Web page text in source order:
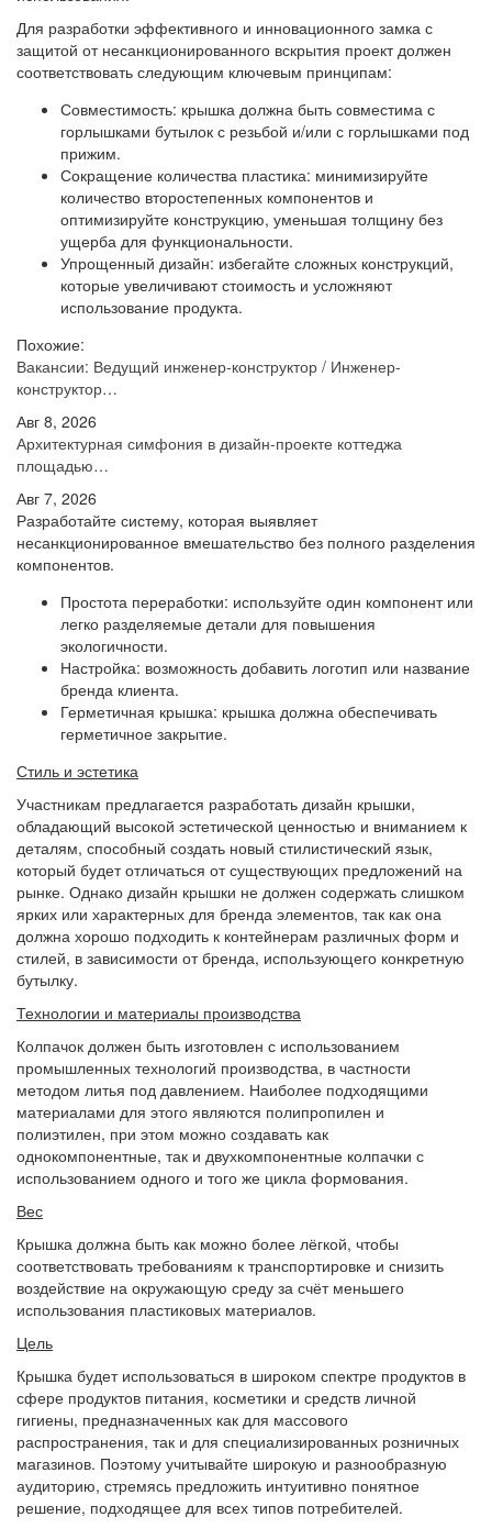
Для разработки эффективного и инновационного замка с
защитой от несанкционированного вскрытия проект должен
соответствовать следующим ключевым принципам:
Совместимость: крышка должна быть совместима с
горлышками бутылок с резьбой и/или с горлышками под
прижим.
Сокращение количества пластика: минимизируйте
количество второстепенных компонентов и
оптимизируйте конструкцию, уменьшая толщину без
ущерба для функциональности.
Упрощенный дизайн: избегайте сложных конструкций,
которые увеличивают стоимость и усложняют
использование продукта.
Похожие:
Вакансии: Ведущий инженер-конструктор / Инженер-
конструктор…
Авг 8, 2026
Архитектурная симфония в дизайн-проекте коттеджа
площадью…
Авг 7, 2026
Разработайте систему, которая выявляет
несанкционированное вмешательство без полного разделения
компонентов.
Простота переработки: используйте один компонент или
легко разделяемые детали для повышения
экологичности.
Настройка: возможность добавить логотип или название
бренда клиента.
Герметичная крышка: крышка должна обеспечивать
герметичное закрытие.
Стиль и эстетика
Участникам предлагается разработать дизайн крышки,
обладающий высокой эстетической ценностью и вниманием к
деталям, способный создать новый стилистический язык,
который будет отличаться от существующих предложений на
рынке. Однако дизайн крышки не должен содержать слишком
ярких или характерных для бренда элементов, так как она
должна хорошо подходить к контейнерам различных форм и
стилей, в зависимости от бренда, использующего конкретную
бутылку.
Технологии и материалы производства
Колпачок должен быть изготовлен с использованием
промышленных технологий производства, в частности
методом литья под давлением. Наиболее подходящими
материалами для этого являются полипропилен и
полиэтилен, при этом можно создавать как
однокомпонентные, так и двухкомпонентные колпачки с
использованием одного и того же цикла формования.
Вес
Крышка должна быть как можно более лёгкой, чтобы
соответствовать требованиям к транспортировке и снизить
воздействие на окружающую среду за счёт меньшего
использования пластиковых материалов.
Цель
Крышка будет использоваться в широком спектре продуктов в
сфере продуктов питания, косметики и средств личной
гигиены, предназначенных как для массового
распространения, так и для специализированных розничных
магазинов. Поэтому учитывайте широкую и разнообразную
аудиторию, стремясь предложить интуитивно понятное
решение, подходящее для всех типов потребителей.